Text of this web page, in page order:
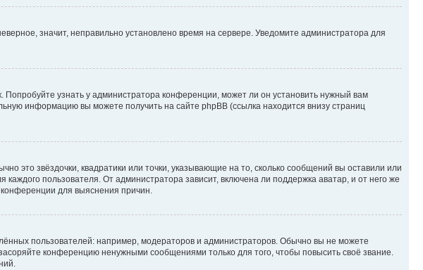
значит, неправильно установлено время на сервере. Уведомите администратора для
узнать у администратора конференции, может ли он установить нужный вам
информацию вы можете получить на сайте phpBB (ссылка находится внизу страниц
это звёздочки, квадратики или точки, указывающие на то, сколько сообщений вы оставили или
пользователя. От администратора зависит, включена ли поддержка аватар, и от него же
конференции для выяснения причин.
пользователей: например, модераторов и администраторов. Обычно вы не можете
конференцию ненужными сообщениями только для того, чтобы повысить своё звание.